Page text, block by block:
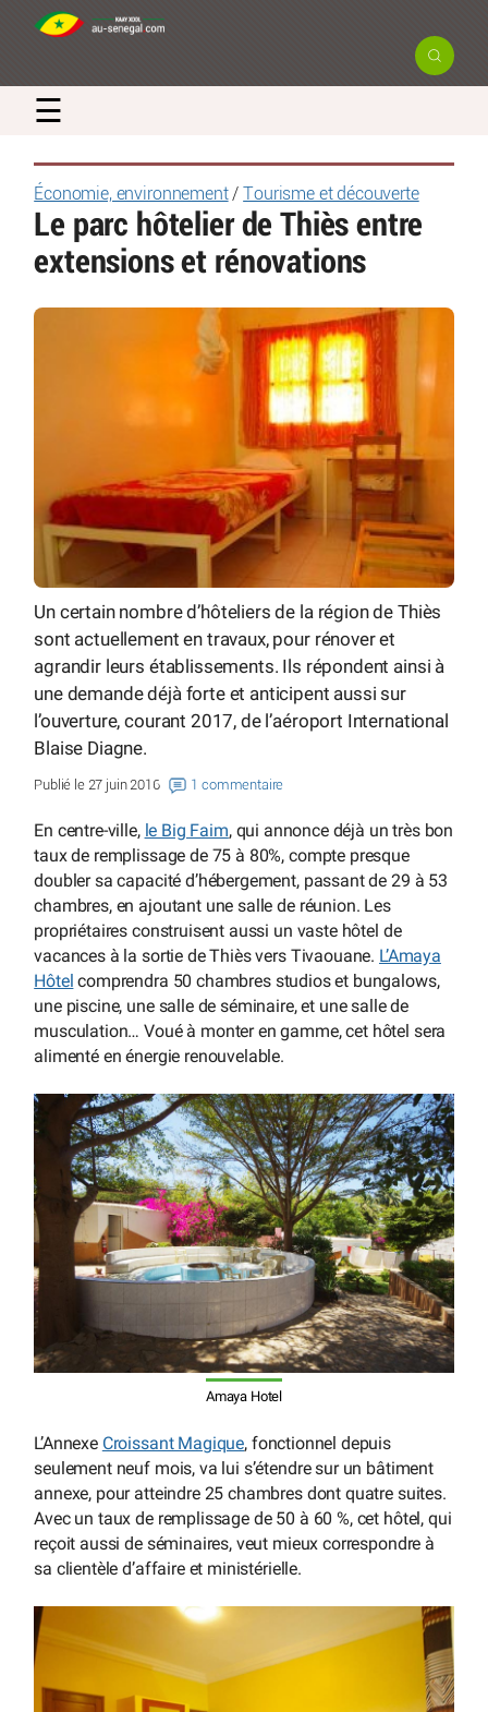
☰
Économie, environnement/ Tourisme et découverte
Le parc hôtelier de Thiès entre
extensions et rénovations
Un certain nombre d’hôteliers de la région de Thiès
sont actuellement en travaux, pour rénover et
agrandir leurs établissements. Ils répondent ainsi à
une demande déjà forte et anticipent aussi sur
l’ouverture, courant 2017, de l’aéroport International
Blaise Diagne.
Publié le 27 juin 2016 1 commentaire
En centre-ville, le Big Faim, qui annonce déjà un très bon
taux de remplissage de 75 à 80%, compte presque
doubler sa capacité d’hébergement, passant de 29 à 53
chambres, en ajoutant une salle de réunion. Les
propriétaires construisent aussi un vaste hôtel de
vacances à la sortie de Thiès vers Tivaouane. L’Amaya
Hôtel comprendra 50 chambres studios et bungalows,
une piscine, une salle de séminaire, et une salle de
musculation… Voué à monter en gamme, cet hôtel sera
alimenté en énergie renouvelable.
Amaya Hotel
L’Annexe Croissant Magique, fonctionnel depuis
seulement neuf mois, va lui s’étendre sur un bâtiment
annexe, pour atteindre 25 chambres dont quatre suites.
Avec un taux de remplissage de 50 à 60 %, cet hôtel, qui
reçoit aussi de séminaires, veut mieux correspondre à
sa clientèle d’affaire et ministérielle.